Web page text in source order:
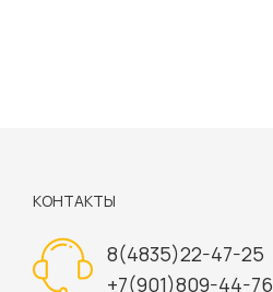
КОНТАКТЫ
8(4835)22-47-25
+7(901)809-44-76